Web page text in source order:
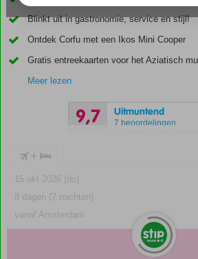
Blinkt uit in gastronomie, service en stijl!
Ontdek Corfu met een Ikos Mini Cooper
Gratis entreekaarten voor het Aziatisch
Meer lezen
9,7 Uitmuntend
7 beoordelingen
+
15 okt 2026 (do)
8 dagen (7 nachten)
vanaf Amsterdam